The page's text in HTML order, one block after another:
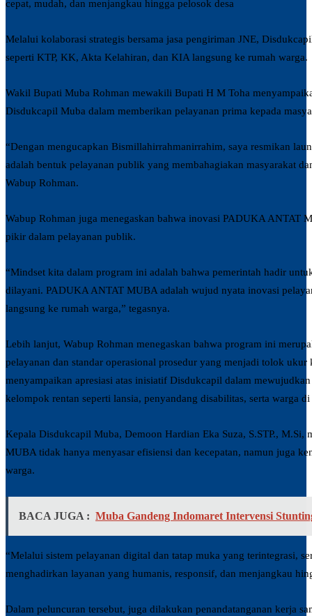
cepat, mudah, dan menjangkau hingga pelosok desa
Melalui kolaborasi strategis bersama jasa pengiriman JNE,
seperti KTP, KK, Akta Kelahiran, dan KIA langsung ke rumah warga.
Wakil Bupati Muba Rohman mewakili Bupati H M Toha
Disdukcapil Muba dalam memberikan pelayanan prima kepada
“Dengan mengucapkan Bismillahirrahmanirrahim, saya resmikan
adalah bentuk pelayanan publik yang membahagiakan masyarakat
Wabup Rohman.
Wabup Rohman juga menegaskan bahwa inovasi PADUKA ANTAT
pikir dalam pelayanan publik.
“Mindset kita dalam program ini adalah bahwa pemerintah hadir
dilayani. PADUKA ANTAT MUBA adalah wujud nyata inovasi
langsung ke rumah warga,” tegasnya.
Lebih lanjut, Wabup Rohman menegaskan bahwa program ini
pelayanan dan standar operasional prosedur yang menjadi tolok
menyampaikan apresiasi atas inisiatif Disdukcapil dalam
kelompok rentan seperti lansia, penyandang disabilitas, serta warga
Kepala Disdukcapil Muba, Demoon Hardian Eka Suza, S.STP.,
MUBA tidak hanya menyasar efisiensi dan kecepatan, namun juga
warga.
BACA JUGA : Muba Gandeng Indomaret Intervensi
“Melalui sistem pelayanan digital dan tatap muka yang terintegrasi,
menghadirkan layanan yang humanis, responsif, dan menjangkau
Dalam peluncuran tersebut, juga dilakukan penandatanganan kerja